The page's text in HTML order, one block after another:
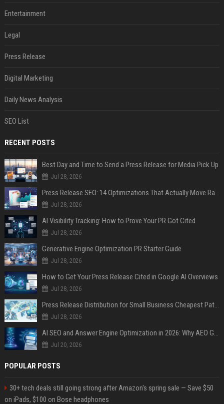
Entertainment
Legal
Press Release
Digital Marketing
Daily News Analysis
SEO List
RECENT POSTS
Best Day and Time to Send a Press Release for Media Pick Up
Jul 28, 2026
Press Release SEO: 14 Optimizations That Actually Move Rankings
Jul 28, 2026
AI Visibility Tracking: How to Prove Your PR Got Cited
Jul 28, 2026
Generative Engine Optimization PR Starter Guide
Jul 28, 2026
How to Get Your Press Release Cited in Google AI Overviews
Jul 28, 2026
Press Release Distribution for Small Business Cheapest Path to Real Coverage
Jul 28, 2026
AI SEO and Answer Engine Optimization in 2026: Why AEO Grew 5,500% and How Brands Are Adapting
Jul 20, 2026
POPULAR POSTS
30+ tech deals still going strong after Amazon's spring sale — Save $50
on iPads, $100 on Bose headphones